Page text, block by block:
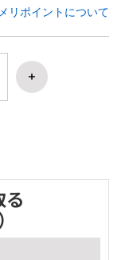
リポイントについて
る